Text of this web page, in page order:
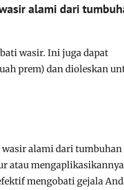
alami dari
wasir. Ini juga dapat
prem) dan dioleskan
alami dari tumbuhan
atau mengaplikasikannya
mengobati gejala